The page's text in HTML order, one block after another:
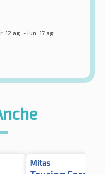
12 ag. - lun. 17 ag.
Mitas